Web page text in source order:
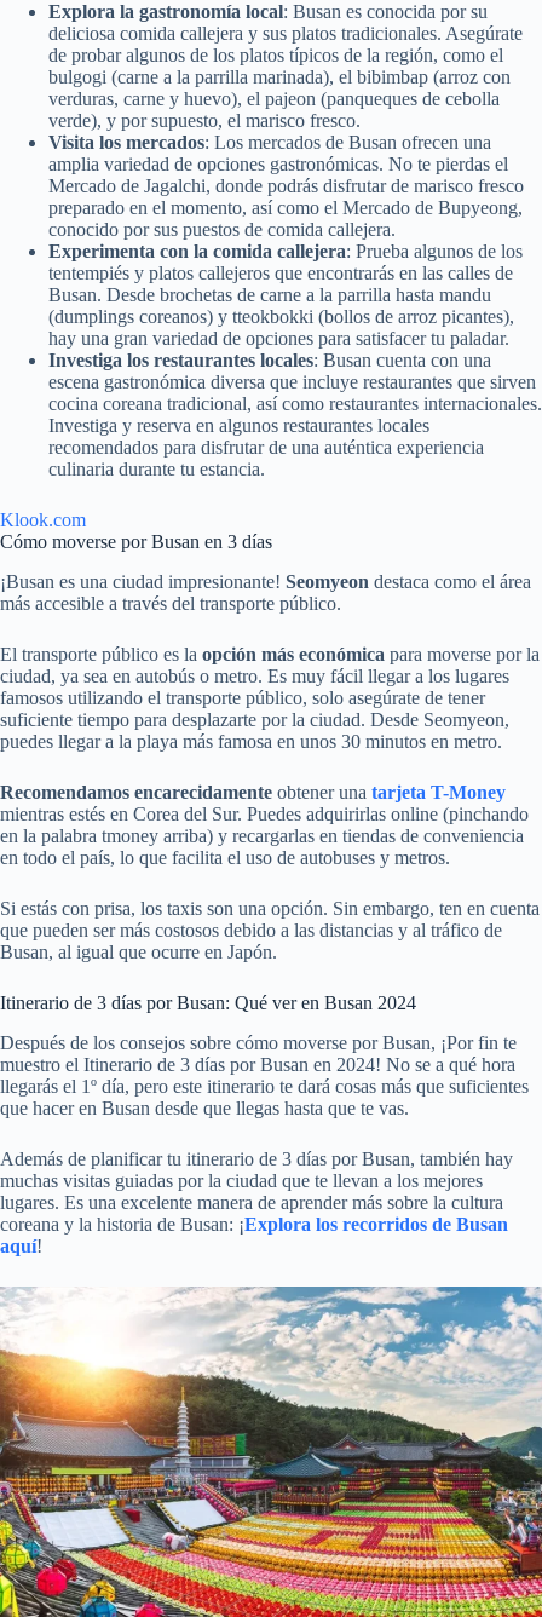
Explora la gastronomía local: Busan es conocida por su
deliciosa comida callejera y sus platos tradicionales. Asegúrate
de probar algunos de los platos típicos de la región, como el
bulgogi (carne a la parrilla marinada), el bibimbap (arroz con
verduras, carne y huevo), el pajeon (panqueques de cebolla
verde), y por supuesto, el marisco fresco.
Visita los mercados: Los mercados de Busan ofrecen una
amplia variedad de opciones gastronómicas. No te pierdas el
Mercado de Jagalchi, donde podrás disfrutar de marisco fresco
preparado en el momento, así como el Mercado de Bupyeong,
conocido por sus puestos de comida callejera.
Experimenta con la comida callejera: Prueba algunos de los
tentempiés y platos callejeros que encontrarás en las calles de
Busan. Desde brochetas de carne a la parrilla hasta mandu
(dumplings coreanos) y tteokbokki (bollos de arroz picantes),
hay una gran variedad de opciones para satisfacer tu paladar.
Investiga los restaurantes locales: Busan cuenta con una
escena gastronómica diversa que incluye restaurantes que sirven
cocina coreana tradicional, así como restaurantes internacionales.
Investiga y reserva en algunos restaurantes locales
recomendados para disfrutar de una auténtica experiencia
culinaria durante tu estancia.
Klook.com
Cómo moverse por Busan en 3 días
¡Busan es una ciudad impresionante! Seomyeon destaca como el área
más accesible a través del transporte público.
El transporte público es la opción más económica para moverse por la
ciudad, ya sea en autobús o metro. Es muy fácil llegar a los lugares
famosos utilizando el transporte público, solo asegúrate de tener
suficiente tiempo para desplazarte por la ciudad. Desde Seomyeon,
puedes llegar a la playa más famosa en unos 30 minutos en metro.
Recomendamos encarecidamente obtener una tarjeta T-Money
mientras estés en Corea del Sur. Puedes adquirirlas online (pinchando
en la palabra tmoney arriba) y recargarlas en tiendas de conveniencia
en todo el país, lo que facilita el uso de autobuses y metros.
Si estás con prisa, los taxis son una opción. Sin embargo, ten en cuenta
que pueden ser más costosos debido a las distancias y al tráfico de
Busan, al igual que ocurre en Japón.
Itinerario de 3 días por Busan: Qué ver en Busan 2024
Después de los consejos sobre cómo moverse por Busan, ¡Por fin te
muestro el Itinerario de 3 días por Busan en 2024! No se a qué hora
llegarás el 1º día, pero este itinerario te dará cosas más que suficientes
que hacer en Busan desde que llegas hasta que te vas.
Además de planificar tu itinerario de 3 días por Busan, también hay
muchas visitas guiadas por la ciudad que te llevan a los mejores
lugares. Es una excelente manera de aprender más sobre la cultura
coreana y la historia de Busan: ¡Explora los recorridos de Busan
aquí!